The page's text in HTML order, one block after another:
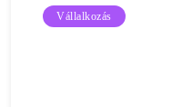
Vállalkozás